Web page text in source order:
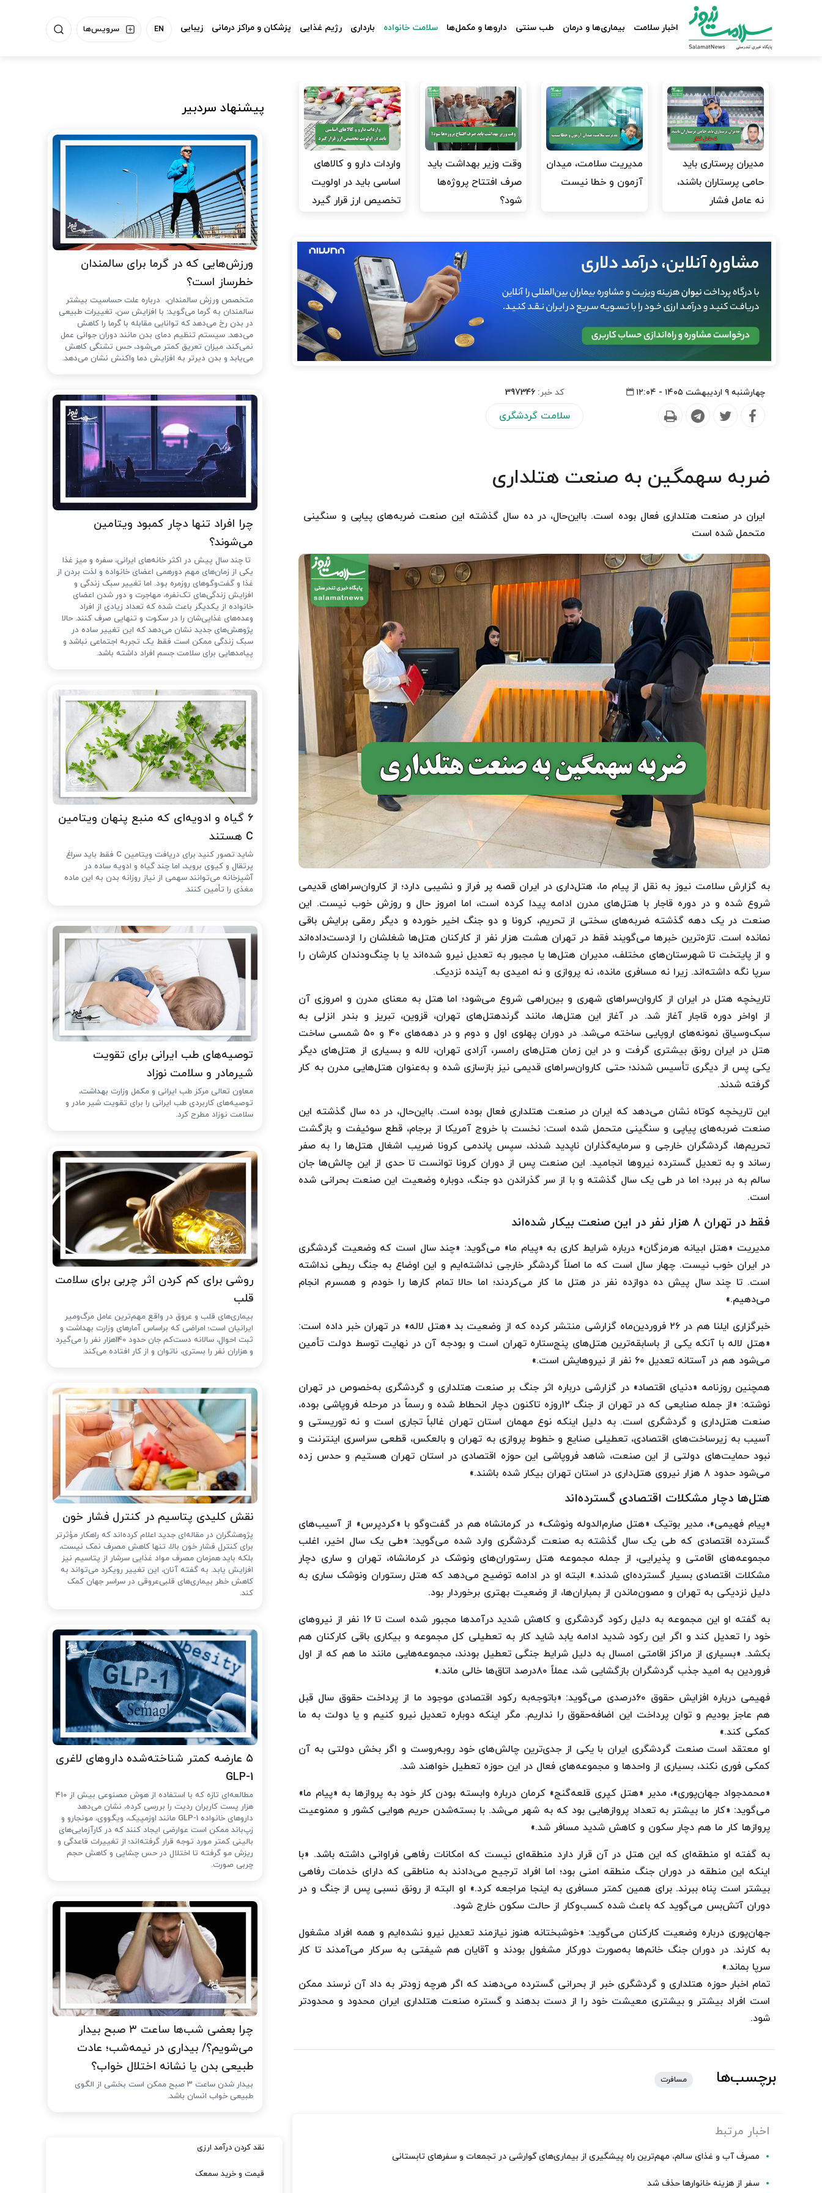
سرویس‌ها EN اخبار سلامت بیماری‌ها و درمان طب سنتی داروها و مکمل‌ها سلامت خانواده بارداری رژیم غذایی پزشکان و مراکز درمانی زیبایی
مدیران پرستاری باید
حامی پرستاران باشند،
نه عامل فشار
مدیریت سلامت، میدان
آزمون و خطا نیست
وقت وزیر بهداشت باید
صرف افتتاح پروژه‌ها
شود؟
واردات دارو و کالاهای
اساسی باید در اولویت
تخصیص ارز قرار گیرد
چهارشنبه ۹ اردیبهشت ۱۴۰۵ - ۱۲:۰۴ کد خبر:397346
سلامت گردشگری
ضربه سهمگین به صنعت هتلداری
ایران در صنعت هتلداری فعال بوده است. بااین‌حال، در ده سال گذشته این صنعت ضربه‌های پیاپی و سنگینی
متحمل شده است
به گزارش سلامت نیوز به نقل از پیام ما، هتل‌داری در ایران قصه پر فراز و نشیبی دارد؛ از کاروان‌سراهای قدیمی
شروع شده و در دوره قاجار با هتل‌های مدرن ادامه پیدا کرده است، اما امروز حال و روزش خوب نیست. این
صنعت در یک دهه گذشته ضربه‌های سختی از تحریم، کرونا و دو جنگ اخیر خورده و دیگر رمقی برایش باقی
نمانده است. تازه‌ترین خبرها می‌گویند فقط در تهران هشت هزار نفر از کارکنان هتل‌ها شغلشان را ازدست‌داده‌اند
و از پایتخت تا شهرستان‌های مختلف، مدیران هتل‌ها یا مجبور به تعدیل نیرو شده‌اند یا با چنگ‌ودندان کارشان را
سرپا نگه داشته‌اند. زیرا نه مسافری مانده، نه پروازی و نه امیدی به آینده نزدیک.
تاریخچه هتل در ایران از کاروان‌سراهای شهری و بین‌راهی شروع می‌شود؛ اما هتل به معنای مدرن و امروزی آن
از اواخر دوره قاجار آغاز شد. در آغاز این هتل‌ها، مانند گرندهتل‌های تهران، قزوین، تبریز و بندر انزلی به
سبک‌وسیاق نمونه‌های اروپایی ساخته می‌شد. در دوران پهلوی اول و دوم و در دهه‌های ۴۰ و ۵۰ شمسی ساخت
هتل در ایران رونق بیشتری گرفت و در این زمان هتل‌های رامسر، آزادی تهران، لاله و بسیاری از هتل‌های دیگر
یکی پس از دیگری تأسیس شدند؛ حتی کاروان‌سراهای قدیمی نیز بازسازی شده و به‌عنوان هتل‌هایی مدرن به کار
گرفته شدند.
این تاریخچه کوتاه نشان می‌دهد که ایران در صنعت هتلداری فعال بوده است. بااین‌حال، در ده سال گذشته این
صنعت ضربه‌های پیاپی و سنگینی متحمل شده است: نخست با خروج آمریکا از برجام، قطع سوئیفت و بازگشت
تحریم‌ها، گردشگران خارجی و سرمایه‌گذاران ناپدید شدند، سپس پاندمی کرونا ضریب اشغال هتل‌ها را به صفر
رساند و به تعدیل گسترده نیروها انجامید. این صنعت پس از دوران کرونا توانست تا حدی از این چالش‌ها جان
سالم به در ببرد؛ اما در طی یک سال گذشته و با از سر گذراندن دو جنگ، دوباره وضعیت این صنعت بحرانی شده
است.
فقط در تهران ۸ هزار نفر در این صنعت بیکار شده‌اند
مدیریت «هتل ابیانه هرمزگان» درباره شرایط کاری به «پیام ما» می‌گوید: «چند سال است که وضعیت گردشگری
در ایران خوب نیست. چهار سال است که ما اصلاً گردشگر خارجی نداشته‌ایم و این اوضاع به جنگ ربطی نداشته
است. تا چند سال پیش ده دوازده نفر در هتل ما کار می‌کردند؛ اما حالا تمام کارها را خودم و همسرم انجام
می‌دهیم.»
خبرگزاری ایلنا هم در ۲۶ فروردین‌ماه گزارشی منتشر کرده که از وضعیت بد «هتل لاله» در تهران خبر داده است:
«هتل لاله با آنکه یکی از باسابقه‌ترین هتل‌های پنج‌ستاره تهران است و بودجه آن در نهایت توسط دولت تأمین
می‌شود هم در آستانه تعدیل ۶۰ نفر از نیروهایش است.»
همچنین روزنامه «دنیای اقتصاد» در گزارشی درباره اثر جنگ بر صنعت هتلداری و گردشگری به‌خصوص در تهران
نوشته: «از جمله صنایعی که در تهران از جنگ ۱۲روزه تاکنون دچار انحطاط شده و رسماً در مرحله فروپاشی بوده،
صنعت هتل‌داری و گردشگری است. به دلیل اینکه نوع مهمان استان تهران غالباً تجاری است و نه توریستی و
آسیب به زیرساخت‌های اقتصادی، تعطیلی صنایع و خطوط پروازی به تهران و بالعکس، قطعی سراسری اینترنت و
نبود حمایت‌های دولتی از این صنعت، شاهد فروپاشی این حوزه اقتصادی در استان تهران هستیم و حدس زده
می‌شود حدود ۸ هزار نیروی هتل‌داری در استان تهران بیکار شده باشند.»
هتل‌ها دچار مشکلات اقتصادی گسترده‌اند
«پیام فهیمی»، مدیر بوتیک «هتل صارم‌الدوله ونوشک» در کرمانشاه هم در گفت‌وگو با «کردپرس» از آسیب‌های
گسترده اقتصادی که طی یک سال گذشته به صنعت گردشگری وارد شده می‌گوید: «طی یک سال اخیر، اغلب
مجموعه‌های اقامتی و پذیرایی، از جمله مجموعه هتل رستوران‌های ونوشک در کرمانشاه، تهران و ساری دچار
مشکلات اقتصادی بسیار گسترده‌ای شدند.» البته او در ادامه توضیح می‌دهد که هتل رستوران ونوشک ساری به
دلیل نزدیکی به تهران و مصون‌ماندن از بمباران‌ها، از وضعیت بهتری برخوردار بود.
به گفته او این مجموعه به دلیل رکود گردشگری و کاهش شدید درآمدها مجبور شده است تا ۱۶ نفر از نیروهای
خود را تعدیل کند و اگر این رکود شدید ادامه یابد شاید کار به تعطیلی کل مجموعه و بیکاری باقی کارکنان هم
بکشد. «بسیاری از مراکز اقامتی امسال به دلیل شرایط جنگی تعطیل بودند، مجموعه‌هایی مانند ما هم که از اول
فروردین به امید جذب گردشگران بازگشایی شد، عملاً ۸۰درصد اتاق‌ها خالی ماند.»
فهیمی درباره افزایش حقوق ۶۰درصدی می‌گوید: «باتوجه‌به رکود اقتصادی موجود ما از پرداخت حقوق سال قبل
هم عاجز بودیم و توان پرداخت این اضافه‌حقوق را نداریم. مگر اینکه دوباره تعدیل نیرو کنیم و یا دولت به ما
کمکی کند.»
او معتقد است صنعت گردشگری ایران با یکی از جدی‌ترین چالش‌های خود روبه‌روست و اگر بخش دولتی به آن
کمکی فوری نکند، بسیاری از واحدها و مجموعه‌های فعال در این حوزه تعطیل خواهند شد.
«محمدجواد جهان‌پوری»، مدیر «هتل کپری قلعه‌گنج» کرمان درباره وابسته بودن کار خود به پروازها به «پیام ما»
می‌گوید: «کار ما بیشتر به تعداد پروازهایی بود که به شهر می‌شد. با بسته‌شدن حریم هوایی کشور و ممنوعیت
پروازها کار ما هم دچار سکون و کاهش شدید مسافر شد.»
به گفته او منطقه‌ای که این هتل در آن قرار دارد منطقه‌ای نیست که امکانات رفاهی فراوانی داشته باشد. «با
اینکه این منطقه در دوران جنگ منطقه امنی بود؛ اما افراد ترجیح می‌دادند به مناطقی که دارای خدمات رفاهی
بیشتر است پناه ببرند. برای همین کمتر مسافری به اینجا مراجعه کرد.» او البته از رونق نسبی پس از جنگ و در
دوران آتش‌بس می‌گوید که باعث شده کسب‌وکار از حالت سکون خارج شود.
جهان‌پوری درباره وضعیت کارکنان می‌گوید: «خوشبختانه هنوز نیازمند تعدیل نیرو نشده‌ایم و همه افراد مشغول
به کارند. در دوران جنگ خانم‌ها به‌صورت دورکار مشغول بودند و آقایان هم شیفتی به سرکار می‌آمدند تا کار
سرپا بماند.»
تمام اخبار حوزه هتلداری و گردشگری خبر از بحرانی گسترده می‌دهند که اگر هرچه زودتر به داد آن نرسند ممکن
است افراد بیشتر و بیشتری معیشت خود را از دست بدهند و گستره صنعت هتلداری ایران محدود و محدودتر
شود.
برچسب‌ها مسافرت
اخبار مرتبط
مصرف آب و غذای سالم، مهم‌ترین راه پیشگیری از بیماری‌های گوارشی در تجمعات و سفرهای تابستانی
سفر از هزینه خانوارها حذف شد
پیشنهاد سردبیر
ورزش‌هایی که در گرما برای سالمندان
خطرساز است؟
متخصص ورزش سالمندان، درباره علت حساسیت بیشتر
سالمندان به گرما می‌گوید: با افزایش سن، تغییرات طبیعی
در بدن رخ می‌دهد که توانایی مقابله با گرما را کاهش
می‌دهد. سیستم تنظیم دمای بدن مانند دوران جوانی عمل
نمی‌کند، میزان تعریق کمتر می‌شود، حس تشنگی کاهش
می‌یابد و بدن دیرتر به افزایش دما واکنش نشان می‌دهد.
چرا افراد تنها دچار کمبود ویتامین
می‌شوند؟
تا چند سال پیش در اکثر خانه‌های ایرانی، سفره و میز غذا
یکی از زمان‌های مهم دورهمی اعضای خانواده و لذت بردن از
غذا و گفت‌وگوهای روزمره بود. اما تغییر سبک زندگی و
افزایش زندگی‌های تک‌نفره، مهاجرت و دور شدن اعضای
خانواده از یکدیگر باعث شده که تعداد زیادی از افراد
وعده‌های غذایی‌شان را در سکوت و تنهایی صرف کنند. حالا
پژوهش‌های جدید نشان می‌دهد که این تغییر ساده در
سبک زندگی ممکن است فقط یک تجربه اجتماعی نباشد و
پیامدهایی برای سلامت جسم افراد داشته باشد.
۶ گیاه و ادویه‌ای که منبع پنهان ویتامین
C هستند
شاید تصور کنید برای دریافت ویتامین C فقط باید سراغ
پرتقال و کیوی بروید، اما چند گیاه و ادویه ساده در
آشپزخانه می‌توانند سهمی از نیاز روزانه بدن به این ماده
مغذی را تأمین کنند.
توصیه‌های طب ایرانی برای تقویت
شیرمادر و سلامت نوزاد
معاون تعالی مرکز طب ایرانی و مکمل وزارت بهداشت،
توصیه‌های کاربردی طب ایرانی را برای تقویت شیر مادر و
سلامت نوزاد مطرح کرد.
روشی برای کم کردن اثر چربی برای سلامت
قلب
بیماری‌های قلب و عروق در واقع مهم‌ترین عامل مرگ‌ومیر
ایرانیان است؛ امراضی که براساس آمارهای وزارت بهداشت و
ثبت احوال، سالانه دست‌کم جان حدود 140هزار نفر را می‌گیرد
و هزاران نفر را بستری، ناتوان و از کار افتاده می‌کند.
نقش کلیدی پتاسیم در کنترل فشار خون
پژوهشگران در مقاله‌ای جدید اعلام کرده‌اند که راهکار مؤثرتر
برای کنترل فشار خون بالا، تنها کاهش مصرف نمک نیست،
بلکه باید همزمان مصرف مواد غذایی سرشار از پتاسیم نیز
افزایش یابد. به گفته آنان، این تغییر رویکرد می‌تواند به
کاهش خطر بیماری‌های قلبی‌عروقی در سراسر جهان کمک
کند.
۵ عارضه کمتر شناخته‌شده داروهای لاغری
GLP-1
مطالعه‌ای تازه که با استفاده از هوش مصنوعی بیش از ۴۱۰
هزار پست کاربران ردیت را بررسی کرده، نشان می‌دهد
داروهای خانواده GLP-1 مانند اوزمپیک، ویگووی، مونجارو و
زپ‌باند ممکن است عوارضی ایجاد کنند که در کارآزمایی‌های
بالینی کمتر مورد توجه قرار گرفته‌اند؛ از تغییرات قاعدگی و
ریزش مو گرفته تا اختلال در حس چشایی و کاهش حجم
چربی صورت.
چرا بعضی شب‌ها ساعت ۳ صبح بیدار
می‌شویم؟/ بیداری در نیمه‌شب؛ عادت
طبیعی بدن یا نشانه اختلال خواب؟
بیدار شدن ساعت ۳ صبح ممکن است بخشی از الگوی
طبیعی خواب انسان باشد.
نقد کردن درآمد ارزی
قیمت و خرید سمعک